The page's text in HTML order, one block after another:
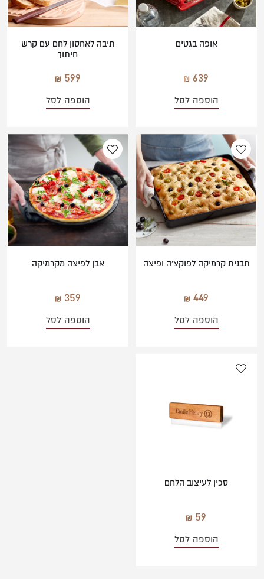
אופה בגטים
639
הוספה לסל
תיבה לאחסון לחם עם קרש
חיתוך
599
הוספה לסל
תבנית קרמיקה לפוקצ'ה ופיצה
449
הוספה לסל
אבן לפיצה מקרמיקה
359
הוספה לסל
סכין לעיצוב הלחם
59
הוספה לסל